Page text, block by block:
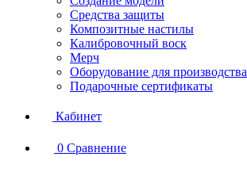
Средства защиты
Композитные настилы
Калибровочный воск
Мерч
Оборудование для производства
Подарочные сертификаты
Кабинет
0 Сравнение